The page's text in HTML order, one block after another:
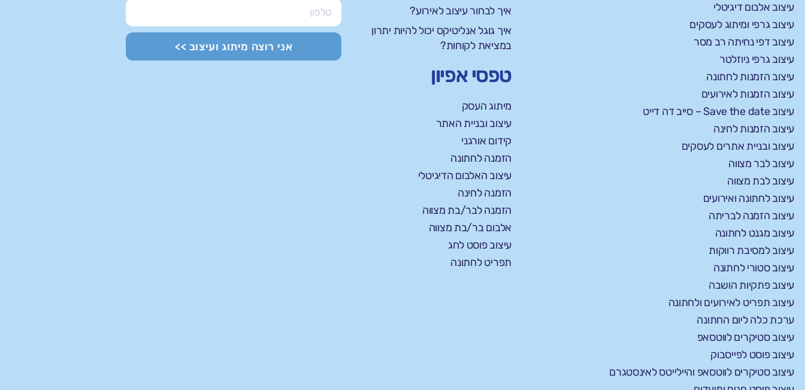
עיצוב אלבום דיגיטלי
עיצוב גרפי ומיתוג לעסקים
עיצוב דפי נחיתה רב מסר
עיצוב גרפי ניוזלטר
עיצוב הזמנות לחתונה
עיצוב הזמנות לאירועים
עיצוב Save the date – סייב דה דייט
עיצוב הזמנות לחינה
עיצוב ובניית אתרים לעסקים
עיצוב לבר מצווה
עיצוב לבת מצווה
עיצוב לחתונה ואירועים
עיצוב הזמנה לבריתה
עיצוב מגנט לחתונה
עיצוב למסיבת רווקות
עיצוב סטורי לחתונה
עיצוב פתקיות הושבה
עיצוב תפריט לאירועים ולחתונה
ערכת כלה ליום החתונה
עיצוב סטיקרים לווטסאפ
עיצוב פוסט לפייסבוק
עיצוב סטיקרים לווטסאפ והיילייטס לאינסטגרם
איך לבחור עיצוב לאירוע?
איך גוגל אנליטיקס יכול להיות יתרון
במציאת לקוחות?
טפסי אפיון
מיתוג העסק
עיצוב ובניית האתר
קידום אורגני
הזמנה לחתונה
עיצוב האלבום הדיגיטלי
הזמנה לחינה
הזמנה לבר/בת מצווה
אלבום בר/בת מצווה
עיצוב פוסט לחג
תפריט לחתונה
אני רוצה מיתוג ועיצוב >>